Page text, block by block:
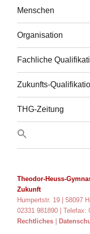
Menschen
Organisation
Fachliche
Zukunfts-
THG-Zeitung
Theodor-Heuss-
Zukunft
Humpertstr. 19 | 58097
02331 981890 | Telefax:
Rechtliches |